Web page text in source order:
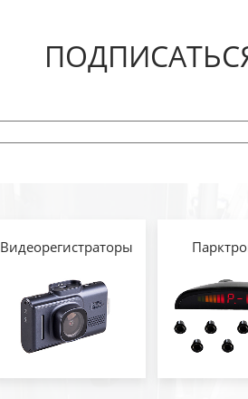
Видеорегистраторы